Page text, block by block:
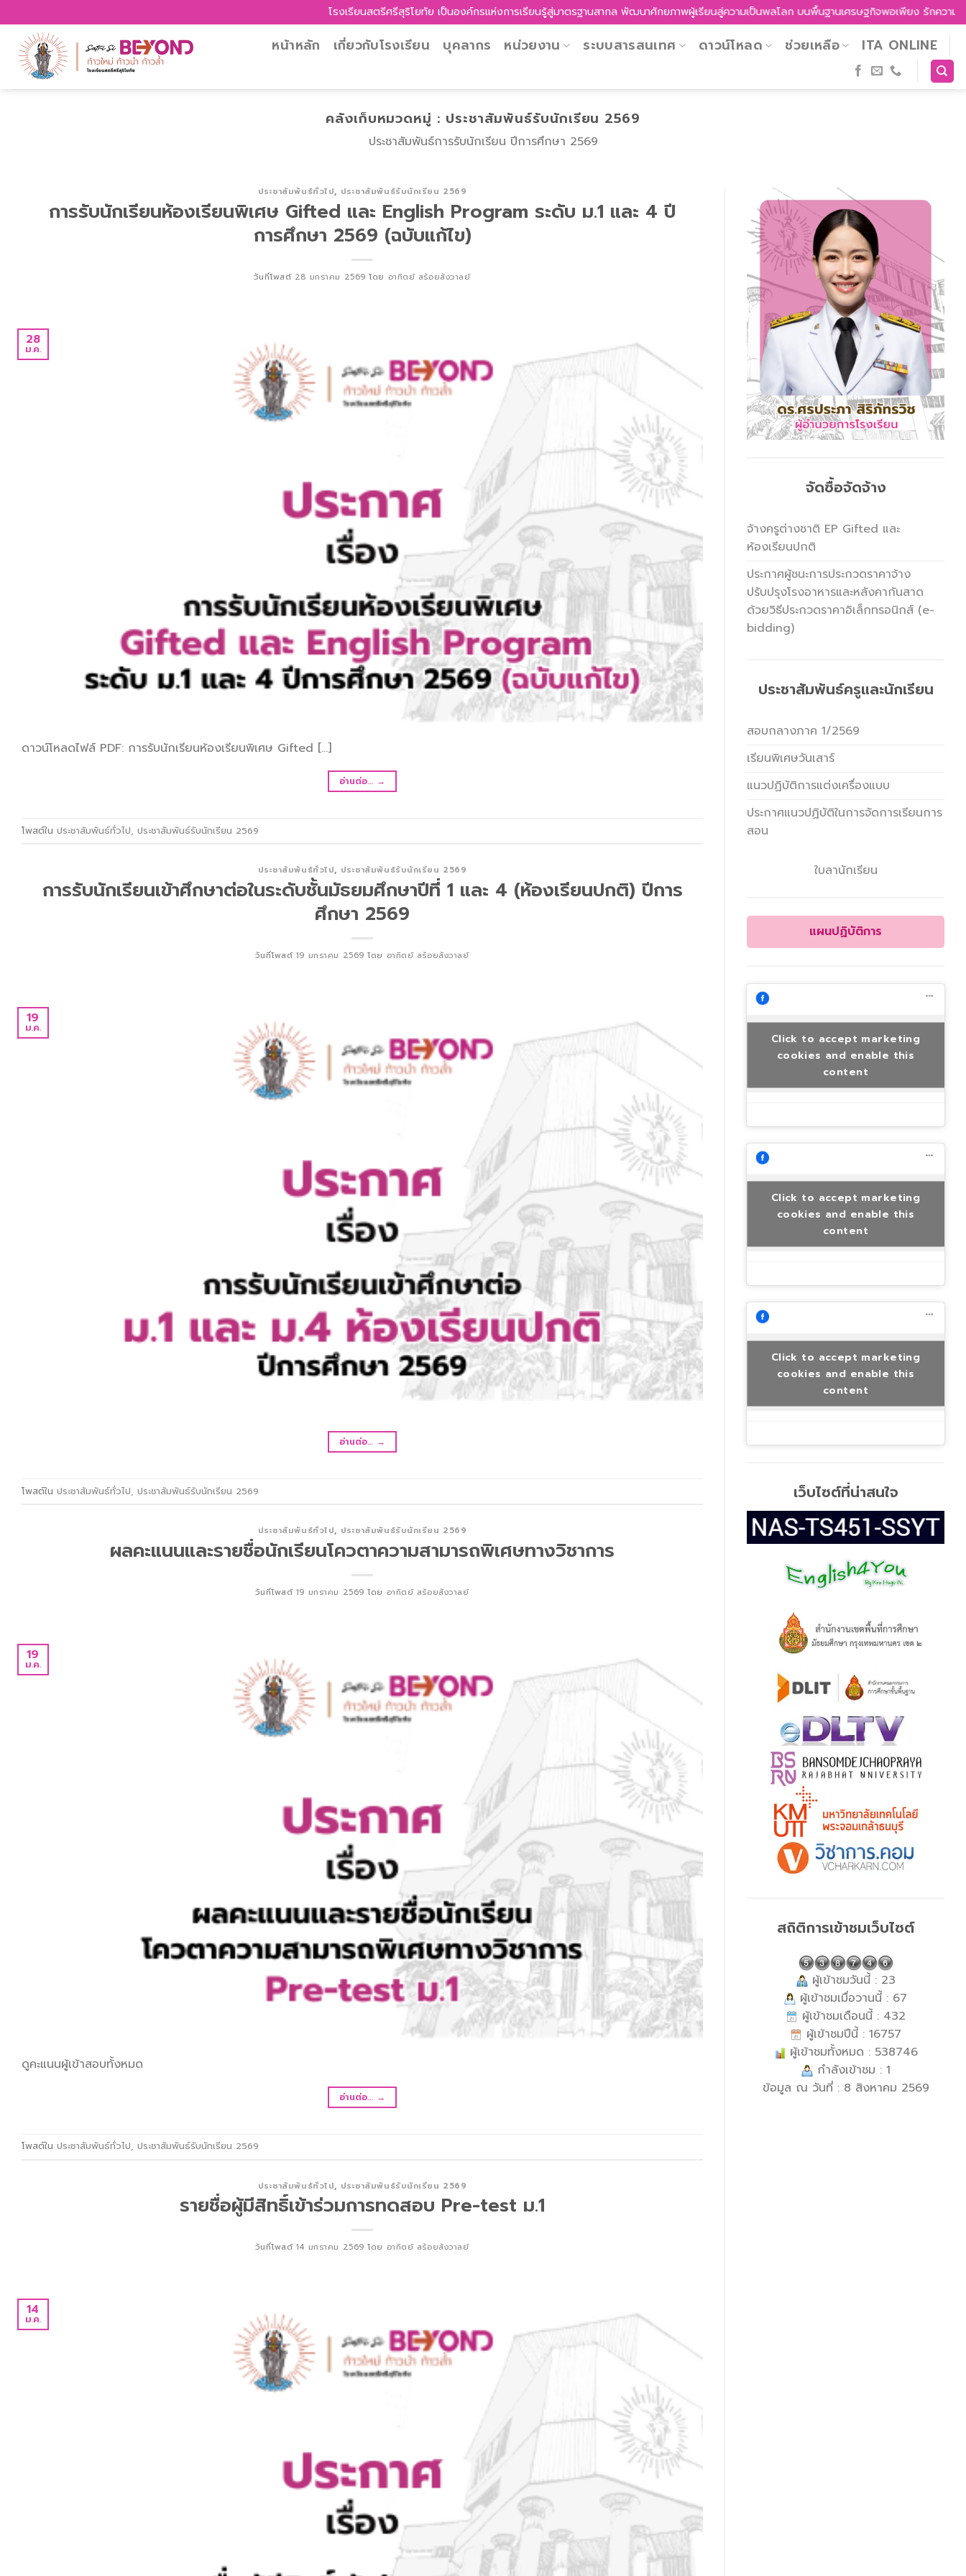
to
content
โรงเรียนสตรีศรีสุริโยทัย เป็นองค์กรแห่งการเรียนรู้สู่มาตรฐานสากล พัฒนาศักยภาพผู้เรียนสู่ความเป็นพลโลก บนพื้นฐานเศรษฐกิจพอเพียง รักความเป็นไทย
หน้าหลัก เกี่ยวกับโรงเรียน บุคลากร หน่วยงาน ระบบสารสนเทศ ดาวน์โหลด ช่วยเหลือ ITA ONLINE
คลังเก็บหมวดหมู่ : ประชาสัมพันธ์รับนักเรียน 2569
ประชาสัมพันธ์การรับนักเรียน ปีการศึกษา 2569
ประชาสัมพันธ์ทั่วไป, ประชาสัมพันธ์รับนักเรียน 2569
การรับนักเรียนห้องเรียนพิเศษ Gifted และ English Program ระดับ ม.1 และ 4 ปี
การศึกษา 2569 (ฉบับแก้ไข)
วันที่โพสต์ 28 มกราคม 2569 โดย อาทิตย์ สร้อยสังวาลย์
28
ม.ค.
ดาวน์โหลดไฟล์ PDF: การรับนักเรียนห้องเรียนพิเศษ Gifted […]
อ่านต่อ… →
โพสต์ใน ประชาสัมพันธ์ทั่วไป ประชาสัมพันธ์รับนักเรียน 2569
ประชาสัมพันธ์ทั่วไป, ประชาสัมพันธ์รับนักเรียน 2569
การรับนักเรียนเข้าศึกษาต่อในระดับชั้นมัธยมศึกษาปีที่ 1 และ 4 (ห้องเรียนปกติ) ปีการ
ศึกษา 2569
วันที่โพสต์ 19 มกราคม 2569 โดย อาทิตย์ สร้อยสังวาลย์
19
ม.ค.
อ่านต่อ… →
โพสต์ใน ประชาสัมพันธ์ทั่วไป ประชาสัมพันธ์รับนักเรียน 2569
ประชาสัมพันธ์ทั่วไป, ประชาสัมพันธ์รับนักเรียน 2569
ผลคะแนนและรายชื่อนักเรียนโควตาความสามารถพิเศษทางวิชาการ
วันที่โพสต์ 19 มกราคม 2569 โดย อาทิตย์ สร้อยสังวาลย์
19
ม.ค.
ดูคะแนนผู้เข้าสอบทั้งหมด
อ่านต่อ… →
โพสต์ใน ประชาสัมพันธ์ทั่วไป, ประชาสัมพันธ์รับนักเรียน 2569
ประชาสัมพันธ์ทั่วไป, ประชาสัมพันธ์รับนักเรียน 2569
รายชื่อผู้มีสิทธิ์เข้าร่วมการทดสอบ Pre-test ม.1
วันที่โพสต์ 14 มกราคม 2569 โดย อาทิตย์ สร้อยสังวาลย์
14
ม.ค.
จัดซื้อจัดจ้าง
จ้างครูต่างชาติ EP Gifted และ
ห้องเรียนปกติ
ประกาศผู้ชนะการประกวดราคาจ้าง
ปรับปรุงโรงอาหารและหลังคากันสาด
ด้วยวิธีประกวดราคาอิเล็กทรอนิกส์ (e-
bidding)
ประชาสัมพันธ์ครูและนักเรียน
สอบกลางภาค 1/2569
เรียนพิเศษวันเสาร์
แนวปฏิบัติการแต่งเครื่องแบบ
ประกาศแนวปฏิบัติในการจัดการเรียนการ
สอน
ใบลานักเรียน
แผนปฏิบัติการ
Click to accept marketing
cookies and enable this
content
Click to accept marketing
cookies and enable this
content
Click to accept marketing
cookies and enable this
content
เว็บไซต์ที่น่าสนใจ
สถิติการเข้าชมเว็บไซต์
ผู้เข้าชมวันนี้ : 23
ผู้เข้าชมเมื่อวานนี้ : 67
ผู้เข้าชมเดือนนี้ : 432
ผู้เข้าชมปีนี้ : 16757
ผู้เข้าชมทั้งหมด : 538746
กำลังเข้าชม : 1
ข้อมูล ณ วันที่ : 8 สิงหาคม 2569